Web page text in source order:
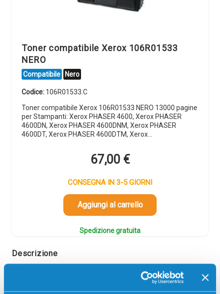
Toner compatibile Xerox 106R01533
NERO
Compatibile Nero
Codice: 106R01533.C
Toner compatibile Xerox 106R01533 NERO 13000 pagine
per Stampanti: Xerox PHASER 4600, Xerox PHASER
4600DN, Xerox PHASER 4600DNM, Xerox PHASER
4600DT, Xerox PHASER 4600DTM, Xerox…
67,00 €
CONSEGNA IN 3-5 GIORNI
Aggiungi al carrello
Spedizione gratuita
Descrizione
Tamburo compatibile Xerox 113R00762 NERO 80000